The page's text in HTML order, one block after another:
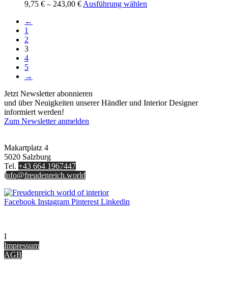
können
9,75 € – 243,00 €Preisspanne:
Ausführung wählen
Produktseite
←
1
2
3
4
5
→
Jetzt Newsletter abonnieren
und über Neuigkeiten unserer Händler und Interior Designer
informiert werden!
Zum Newsletter anmelden
Makartplatz 4
5020 Salzburg
Tel. +43 664 1967447
info@freudenreich.world
Facebook Instagram Pinterest Linkedin
I
Impressum
AGB